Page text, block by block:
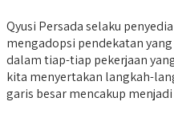
Qyusi Persada selaku
mengadopsi pendekatan
dalam tiap-tiap pekerjaan
kita menyertakan langkah-
garis besar mencakup